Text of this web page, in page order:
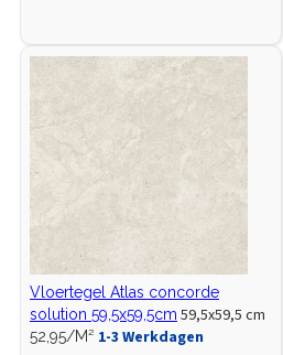
Vloertegel Atlas concorde
solution 59,5x59,5cm 59,5x59,5 cm
52,95/M² 1-3 Werkdagen